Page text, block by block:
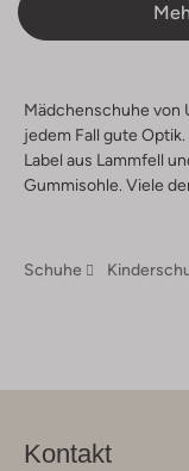
Mädchenschuhe von
jedem Fall gute
Label aus Lammfell
Gummisohle. Viele
Schuhe
Kontakt